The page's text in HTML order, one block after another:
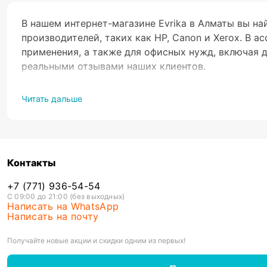
В нашем интернет-магазине Evrika в Алматы вы
производителей, таких как HP, Canon и Xerox. В
применения, а также для офисных нужд, включая
реальными отзывами наших клиентов.
Одним из ключевых преимуществ МФУ является
покупка отдельных устройств с аналогичными
устройство как стандартный копир без
Термин «многофункциональные принтеры»
отправки факсов, копирования. Главное
Читать дальше
Контакты
+7 (771) 936-54-54
С 09:00 до 21:00 (без выходных)
Написать на WhatsApp
Написать на почту
Получайте новые акции и скидки одним из первых!